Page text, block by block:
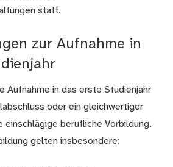
statt.
zur Aufnahme in
Aufnahme in das erste Studienjahr
oder ein gleichwertiger
einschlägige berufliche Vorbildung.
gelten insbesondere: